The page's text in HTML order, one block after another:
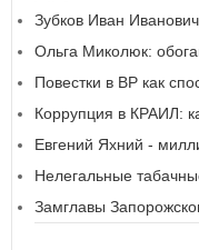
Зубков Иван
Ольга Миколюк:
Повестки в ВР как
Коррупция в КРАИЛ:
Евгений Яхний -
Нелегальные
Замглавы